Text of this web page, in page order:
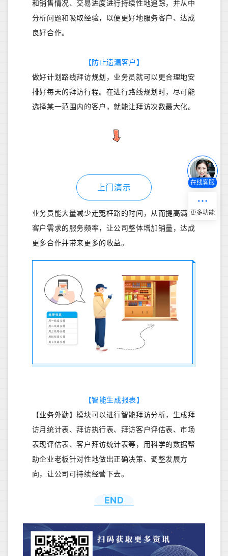
和销售情况、交易进度进行持续性地追踪，并从中
分析问题和吸取经验，以便更好地服务客户、达成
良好合作。
【防止遗漏客户】
做好计划路线拜访规划，业务员就可以更合理地安
排好每天的拜访行程。在进行路线规划时，尽可能
选择某一范围内的客户，就能让拜访次数最大化。
上门演示
业务员能大量减少走冤枉路的时间，从而提高满足
客户需求的服务频率，让公司整体增加销量，达成
更多合作并带来更多的收益。
【智能生成报表】
【业务外勤】模块可以进行智能拜访分析，生成拜
访月统计表、拜访执行表、拜访客户评估表、市场
表现评估表、客户拜访统计表等，用科学的数据帮
助企业老板针对性地做出正确决策、调整发展方
向，让公司可持续经营下去。
END
在线客服